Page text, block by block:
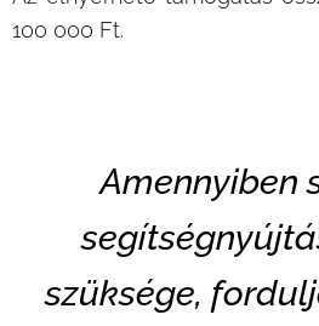
100 000 Ft.
Amennyiben
szüksége,